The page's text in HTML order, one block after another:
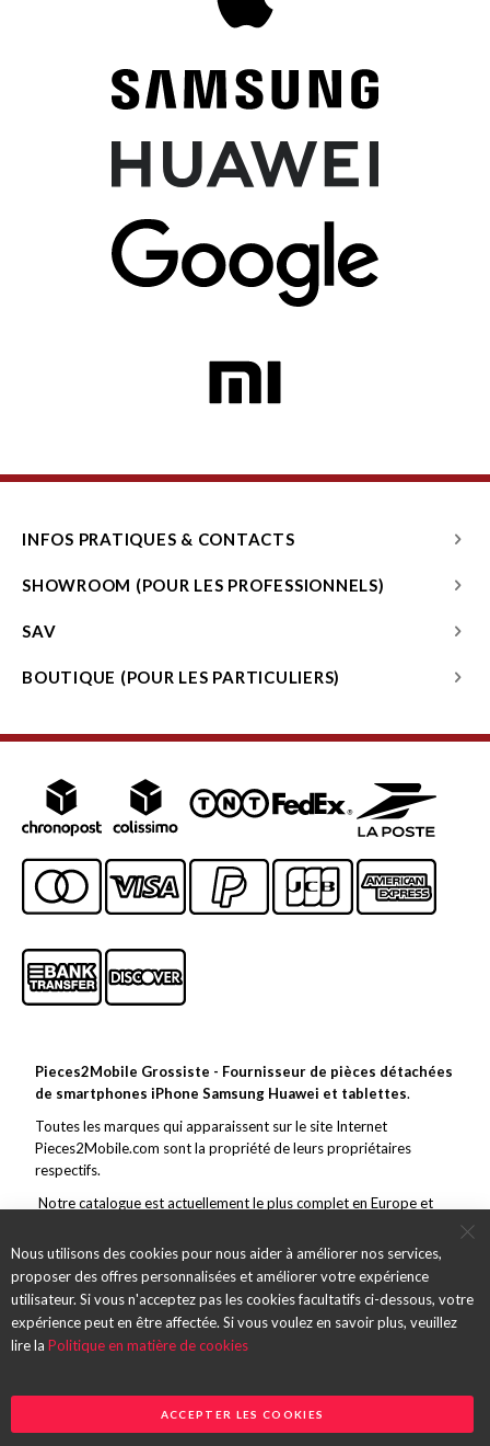
INFOS PRATIQUES & CONTACTS
SHOWROOM (POUR LES PROFESSIONNELS)
SAV
BOUTIQUE (POUR LES PARTICULIERS)
Pieces2Mobile Grossiste - Fournisseur de pièces détachées
de smartphones iPhone Samsung Huawei et tablettes.
Toutes les marques qui apparaissent sur le site Internet
Pieces2Mobile.com sont la propriété de leurs propriétaires
respectifs.
Notre catalogue est actuellement le plus complet en Europe et
marge de ce vaste choix, nous nous efforçons de toujours offrir un
service et des pièces de qualité et des envois rapides.
Nous utilisons des cookies pour nous aider à améliorer nos services,
proposer des offres personnalisées et améliorer votre expérience
utilisateur. Si vous n'acceptez pas les cookies facultatifs ci-dessous, votre
expérience peut en être affectée. Si vous voulez en savoir plus, veuillez
lire la Politique en matière de cookies
ACCEPTER LES COOKIES